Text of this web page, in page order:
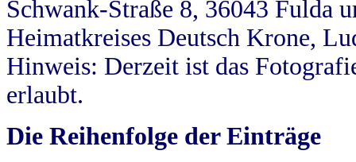
Schwank-Straße 8, 36043 Fulda
Heimatkreises Deutsch Krone,
Hinweis: Derzeit ist das
erlaubt.
Die Reihenfolge der Einträge